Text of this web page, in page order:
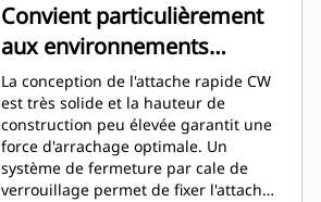
Convient particulièrement
aux environnements
difficiles
La conception de l'attache rapide CW
est très solide et la hauteur de
construction peu élevée garantit une
force d'arrachage optimale. Un
système de fermeture par cale de
verrouillage permet de fixer l'attache